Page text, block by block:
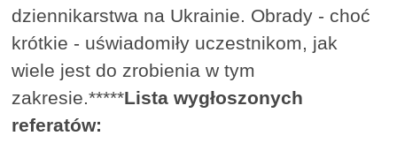
dziennikarstwa na Ukrainie. Obrady - choć
krótkie - uświadomiły uczestnikom, jak
wiele jest do zrobienia w tym
zakresie.*****Lista wygłoszonych
referatów: